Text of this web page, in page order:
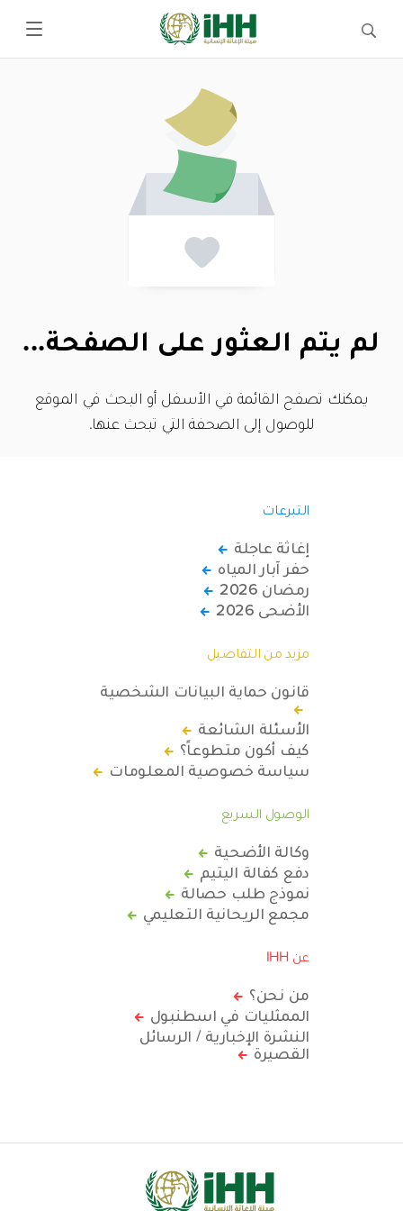
لم يتم العثور على الصفحة...
يمكنك تصفح القائمة في الأسفل أو البحث في الموقع
للوصول إلى الصحفة التي تبحث عنها.
التبرعات
إغاثة عاجلة
حفر آبار المياه
رمضان 2026
الأضحى 2026
مزيد من التفاصيل
قانون حماية البيانات الشخصية
الأسئلة الشائعة
كيف أكون متطوعاً؟
سياسة خصوصية المعلومات
الوصول السريع
وكالة الأضحية
دفع كفالة اليتيم
نموذج طلب حصالة
مجمع الريحانية التعليمي
عن IHH
من نحن؟
الممثليات في اسطنبول
النشرة الإخبارية / الرسائل
القصيرة